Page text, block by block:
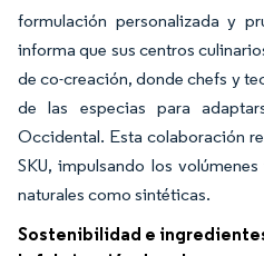
formulación personalizada y
informa que sus centros
de co-creación, donde chefs y
de las especias para
Occidental. Esta colaboración
SKU, impulsando los
naturales como sintéticas.
Sostenibilidad e